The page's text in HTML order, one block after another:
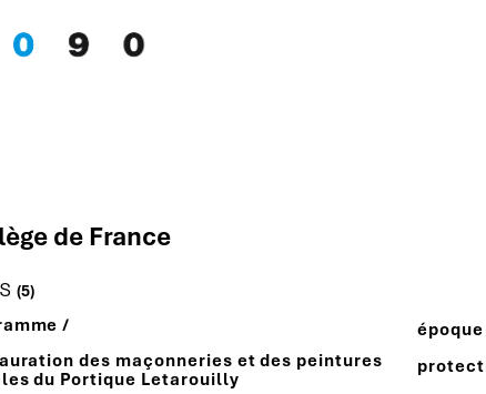
de France
(5)
/
des maçonneries et des peintures
du Portique Letarouilly
époque